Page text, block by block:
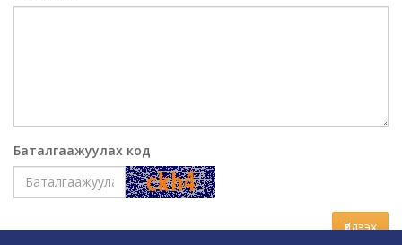
Баталгаажуулах код
Үлдээх